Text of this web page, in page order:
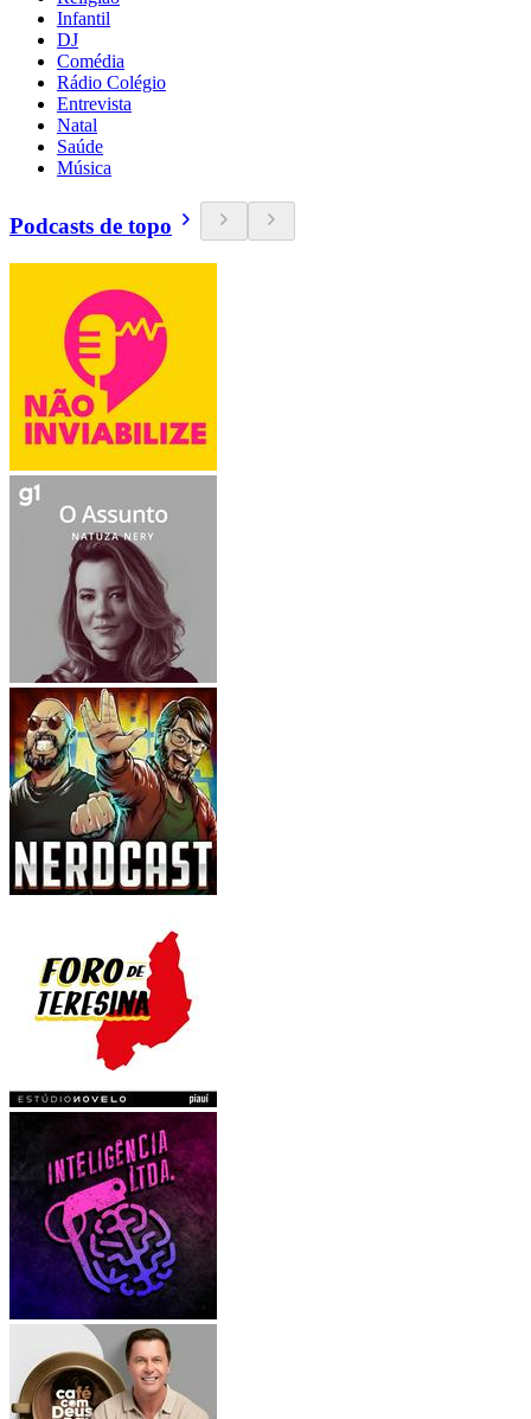
Infantil
DJ
Comédia
Rádio Colégio
Entrevista
Natal
Saúde
Música
Podcasts de topo